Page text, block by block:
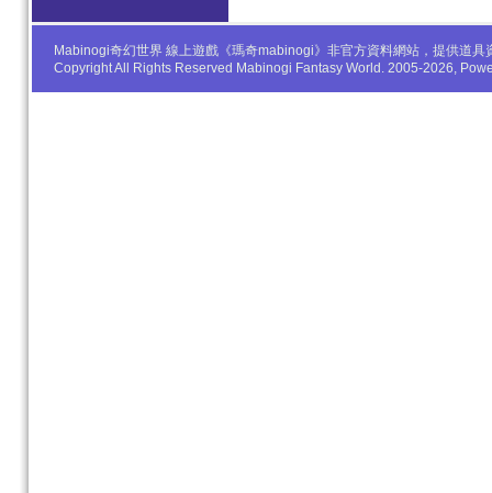
Mabinogi奇幻世界 線上遊戲《瑪奇mabinogi》非官方資料網站，提供道
Copyright All Rights Reserved Mabinogi Fantasy World. 2005-2026,